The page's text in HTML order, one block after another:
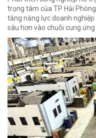
trọng tâm của TP Hải
tăng năng lực doanh
sâu hơn vào chuỗi cung ứng